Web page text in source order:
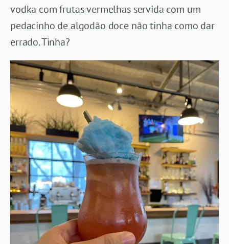
vodka com frutas vermelhas servida com um
pedacinho de algodão doce não tinha como dar
errado. Tinha?